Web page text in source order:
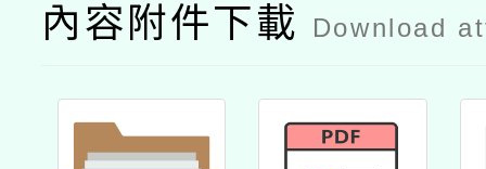
內容附件下載 Download